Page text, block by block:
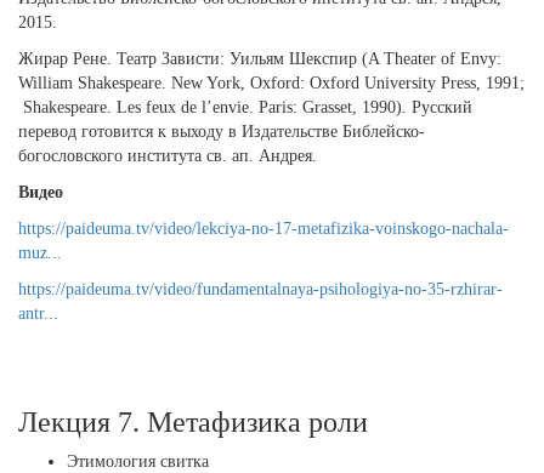
2015.
Жирар Рене. Театр Зависти: Уильям Шекспир (A Theater of Envy:
William Shakespeare. New York, Oxford: Oxford University Press, 1991;
Shakespeare. Les feux de l’envie. Paris: Grasset, 1990). Русский
перевод готовится к выходу в Издательстве Библейско-
богословского института св. ап. Андрея.
Видео
https://paideuma.tv/video/lekciya-no-17-metafizika-voinskogo-nachala-
muz...
https://paideuma.tv/video/fundamentalnaya-psihologiya-no-35-rzhirar-
antr...
Лекция 7. Метафизика роли
Этимология свитка